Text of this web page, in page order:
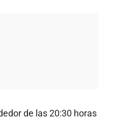
de las 20:30 horas